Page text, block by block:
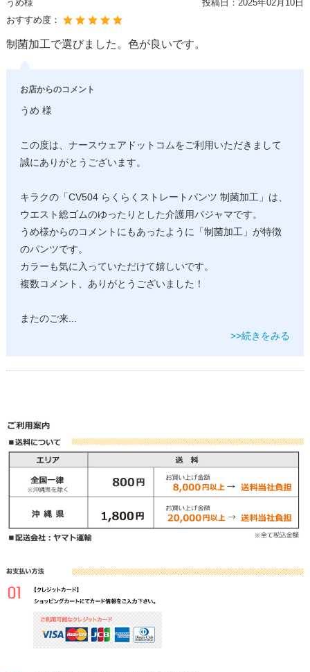
うめ様 投稿日： 2025年02月10日
おすすめ度：
制菌加工で選びました。色が良いです。
お店からのコメント
うめ 様
この度は、ナースウェアドットコムをご利用いただきまして
誠にありがとうございます。
キラクの「CV504 らくらくストレートパンツ 制菌加工」は、
ウエスト総ゴムのゆったりとした介護用パジャマです。
うめ様からのコメントにもあったように「制菌加工」が特徴
のパンツです。
カラーも気に入っていただけて嬉しいです。
複数コメント、ありがとうございました！
またのご来...
>>続きをみる